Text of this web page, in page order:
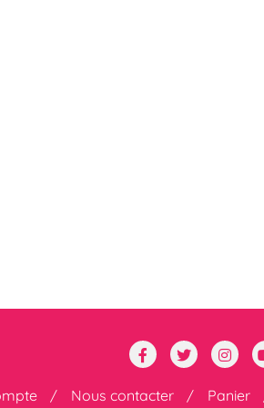
Nous contacter Panier